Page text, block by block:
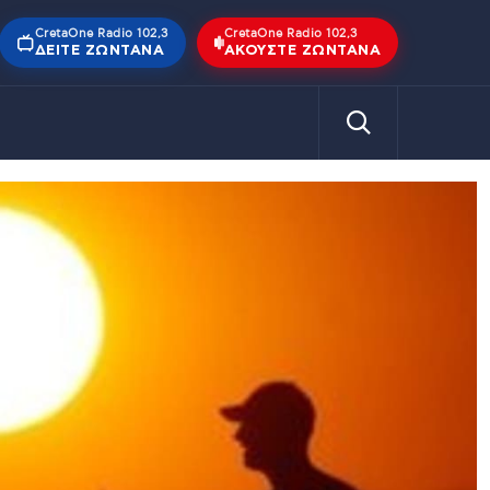
CretaOne Radio 102,3
ΔΕΊΤΕ ΖΩΝΤΑΝΆ
CretaOne Radio 102,3
ΑΚΟΎΣΤΕ ΖΩΝΤΑΝΆ